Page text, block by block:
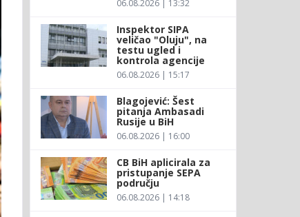
06.08.2026 | 13:32
Inspektor SIPA
veličao "Oluju", na
testu ugled i
kontrola agencije
06.08.2026 | 15:17
Blagojević: Šest
pitanja Ambasadi
Rusije u BiH
06.08.2026 | 16:00
CB BiH aplicirala za
pristupanje SEPA
području
06.08.2026 | 14:18